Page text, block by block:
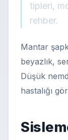
tipleri,
rehber.
Mantar
beyazlık,
Düşük
hastalığı